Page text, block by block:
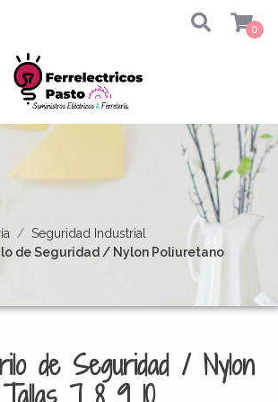
0
Seguridad Industrial
de Seguridad / Nylon Poliuretano
de Seguridad / Nylon